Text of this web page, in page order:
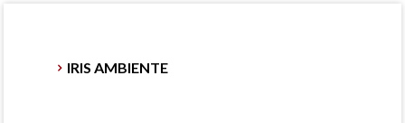
IRIS AMBIENTE